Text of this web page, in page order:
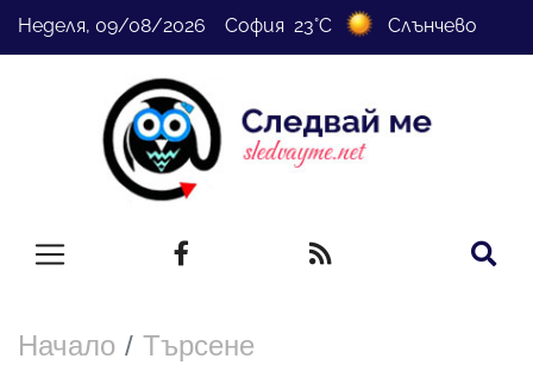
Неделя, 09/08/2026 София 23°C Слънчево
Начало Търсене